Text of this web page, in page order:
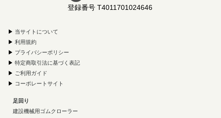
登録番号 T4011701024646
▶ 当サイトについて
▶ 利用規約
▶ プライバシーポリシー
▶ 特定商取引法に基づく表記
▶ ご利用ガイド
▶ コーポレートサイト
足回り
建設機械用ゴムクローラー